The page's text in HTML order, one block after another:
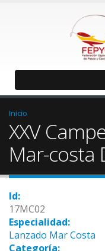
Inicio
XXV
Mar-costa
Id:
17MC02
Especialidad:
Lanzado Mar Costa
Categoría: